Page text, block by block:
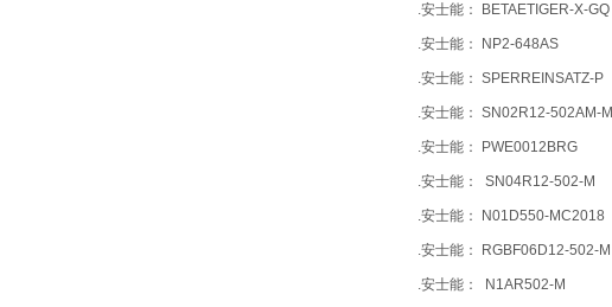
.安士能： BETAETIGER-X-GQ
.安士能： NP2-648AS
.安士能： SPERREINSATZ-P
.安士能： SN02R12-502AM-M
.安士能： PWE0012BRG
.安士能： SN04R12-502-M
.安士能： N01D550-MC2018
.安士能： RGBF06D12-502-M
.安士能： N1AR502-M